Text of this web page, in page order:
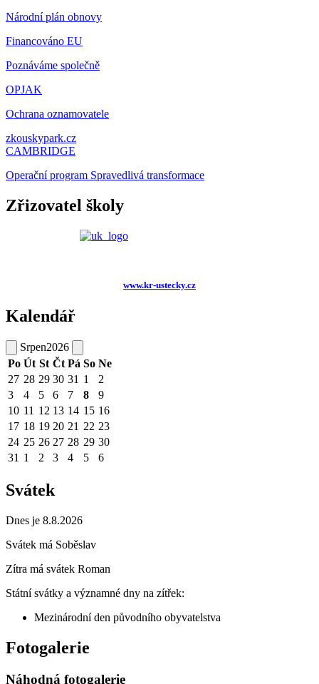
Národní plán obnovy
Financováno EU
Poznáváme společně
OPJAK
Ochrana oznamovatele
zkouskypark.cz
CAMBRIDGE
Operační program Spravedlivá transformace
Zřizovatel školy
www.kr-ustecky.cz
Kalendář
Srpen2026
Po Út St Čt Pá So Ne
27 28 29 30 31 1
2
3
4 5 6 7 8
9
10 11 12 13 14 15 16
17 18 19 20 21 22 23
24 25 26 27 28 29 30
31 1 2 3 4 5 6
Svátek
Dnes je 8.8.2026
Svátek má Soběslav
Zítra má svátek Roman
Státní svátky a významné dny na zítřek:
Mezinárodní den původního obyvatelstva
Fotogalerie
Náhodná fotogalerie